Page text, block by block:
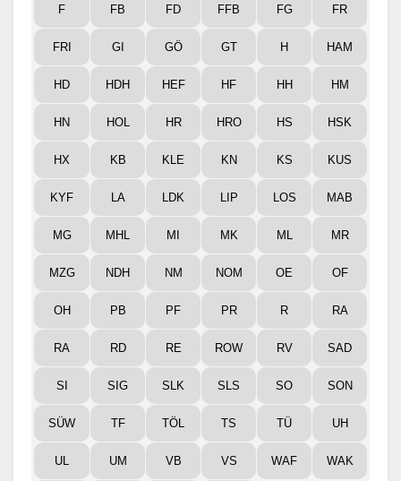
F FB FD FFB FG FR
FRI GI GÖ GT H HAM
HD HDH HEF HF HH HM
HN HOL HR HRO HS HSK
HX KB KLE KN KS KUS
KYF LA LDK LIP LOS MAB
MG MHL MI MK ML MR
MZG NDH NM NOM OE OF
OH PB PF PR R RA
RA RD RE ROW RV SAD
SI SIG SLK SLS SO SON
SÜW TF TÖL TS TÜ UH
UL UM VB VS WAF WAK